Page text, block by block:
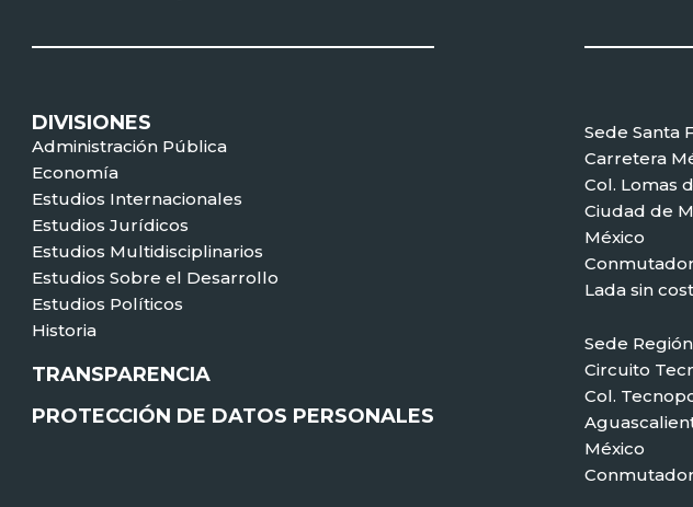
DIVISIONES
Administración Pública
Economía
Estudios Internacionales
Estudios Jurídicos
Estudios Multidisciplinarios
Estudios Sobre el Desarrollo
Estudios Políticos
Historia
TRANSPARENCIA
PROTECCIÓN DE DATOS PERSONALES
Sede Santa
Carretera
Col. Lomas
Ciudad de
México
Lada sin
Sede
Circuito
Col.
México